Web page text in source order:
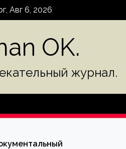
Авг 6, 2026
OK.
журнал.